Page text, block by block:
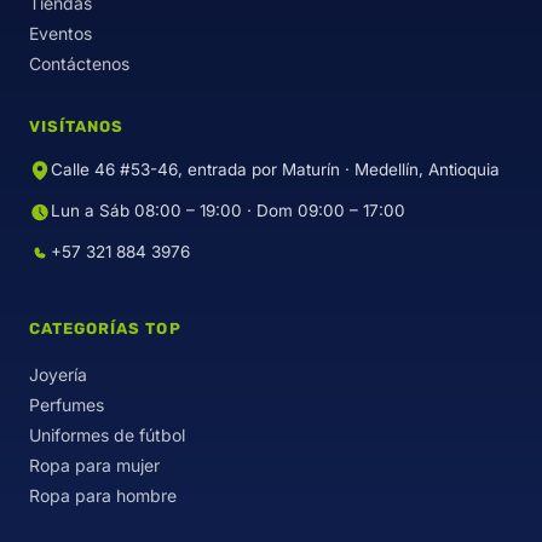
Eventos
Contáctenos
VISÍTANOS
Calle 46 #53-46, entrada por Maturín · Medellín, Antioquia
Lun a Sáb 08:00 – 19:00 · Dom 09:00 – 17:00
+57 321 884 3976
CATEGORÍAS TOP
Joyería
Perfumes
Uniformes de fútbol
Ropa para mujer
Ropa para hombre